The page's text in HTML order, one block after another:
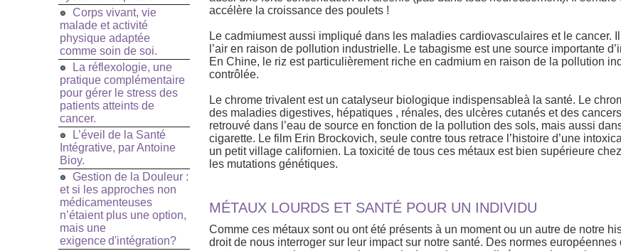
Corps vivant, vie
malade et activité
physique adaptée
comme soin de soi.
La réflexologie, une
pratique complémentaire
pour gérer le stress des
patients atteints de
cancer.
L’éveil de la Santé
Intégrative, par Antoine
Bioy.
Gestion de la Douleur :
et si les approches non
médicamenteuses
n’étaient plus une option,
mais une
exigence d'intégration?
accélère la croissance des poulets !
Le cadmiumest aussi impliqué dans les maladies cardiovasculaires et le cancer.
l’air en raison de pollution industrielle. Le tabagisme est une source importante
En Chine, le riz est particulièrement riche en cadmium en raison de la pollution
contrôlée.
Le chrome trivalent est un catalyseur biologique indispensableà la santé. Le
des maladies digestives, hépatiques , rénales, des ulcères cutanés et des
retrouvé dans l’eau de source en fonction de la pollution des sols, mais aussi
cigarette. Le film Erin Brockovich, seule contre tous retrace l’histoire d’une
un petit village californien. La toxicité de tous ces métaux est bien supérieure
les mutations génétiques.
MÉTAUX LOURDS ET SANTÉ POUR UN INDIVIDU
Comme ces métaux sont ou ont été présents à un moment ou un autre de notre
droit de nous interroger sur leur impact sur notre santé. Des normes